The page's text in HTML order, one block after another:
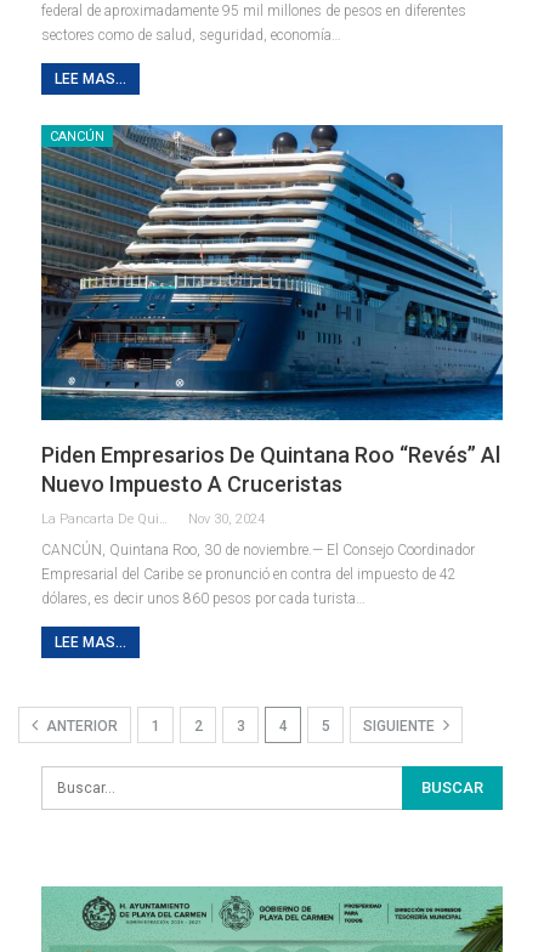
federal de aproximadamente 95 mil millones de pesos en diferentes
sectores como de salud, seguridad, economía…
LEE MAS...
CANCÚN
Piden Empresarios De Quintana Roo “revés” Al
Nuevo Impuesto A Cruceristas
La Pancarta De Quintana Roo Nov 30, 2024
CANCÚN, Quintana Roo, 30 de noviembre.— El Consejo Coordinador
Empresarial del Caribe se pronunció en contra del impuesto de 42
dólares, es decir unos 860 pesos por cada turista…
LEE MAS...
ANTERIOR 1 2 3 4 5 SIGUIENTE